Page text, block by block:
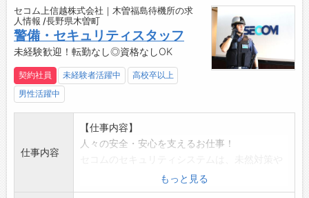
・毎年最大10連休＋6連休あり
・未経験入社が90%以上！研修制度も充実
・大手ならではの手厚い手当と福利厚生
・社会情勢・景気の影響を受けにくい
【業務の変更範囲】
【おすすめポイント】
景気の影響に左右されにくい警備業界。
未経験からでもチャレンジできる環境です！
セコム上信越株式会社｜木曽福島待機所の求
人情報 /長野県木曽町
警備・セキュリティスタッフ
未経験歓迎！転勤なし◎資格なしOK
契約社員 未経験者活躍中
高校卒以上
男性活躍中
仕事内容
【仕事内容】
人々の安全・安心を支えるお仕事！
被害拡大の防止が目的。
いち早く異常の兆候を発見することが重要で、
もっと見る